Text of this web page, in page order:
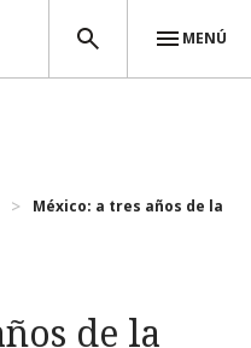
MENÚ
México: a tres años de la
de la